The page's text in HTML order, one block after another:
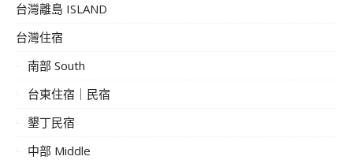
台灣離島 ISLAND
台灣住宿
南部 South
台東住宿｜民宿
墾丁民宿
中部 Middle